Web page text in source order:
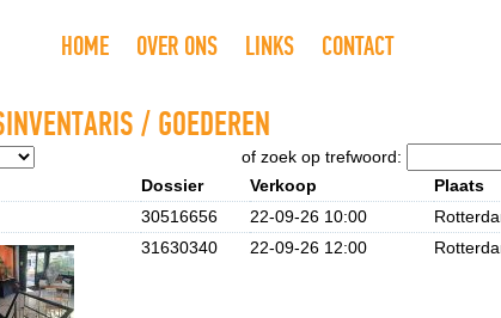
HOME OVER ONS LINKS CONTACT
/ GOEDEREN
of zoek op trefwoord:
Dossier Verkoop Plaats
30516656 22-09-26 10:00
31630340 22-09-26 12:00